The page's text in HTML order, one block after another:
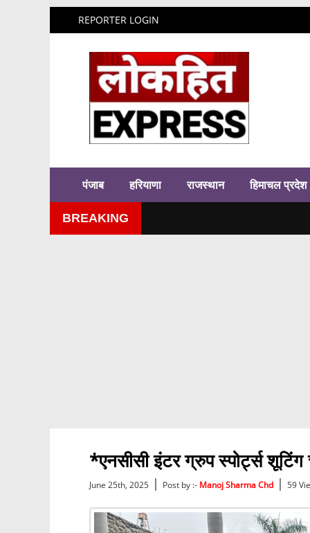
REPORTER LOGIN
पंजाब हरियाणा राजस्थान हिमाचल प्रदेश
BREAKING
*एनसीसी इंटर ग्रुप स्पोर्ट्स
June 25th, 2025 | Post by :- Manoj Sharma Chd | 59